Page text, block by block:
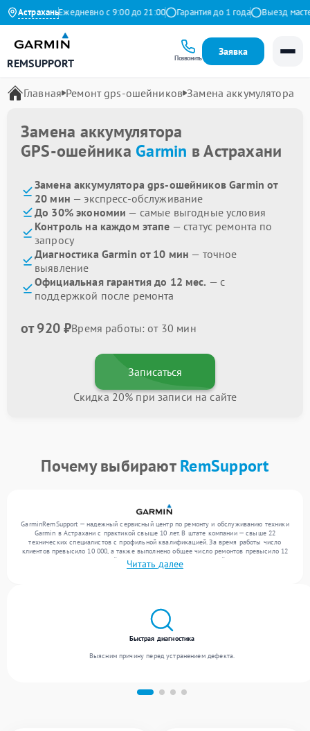
Астрахань
Яндекс Ежедневно с 9:00 до 21:00 Гарантия до 1 года Выезд
REMSUPPORT Позвонить
Заявка
Главная Ремонт gps-ошейников Замена аккумулятора
Замена аккумулятора
GPS-ошейника Garmin в Астрахани
Замена аккумулятора gps-ошейников Garmin от
20 мин — экспресс-обслуживание
До 30% экономии — самые выгодные условия
Контроль на каждом этапе — статус ремонта по
запросу
Диагностика Garmin от 10 мин — точное
выявление
Официальная гарантия до 12 мес. — с
поддержкой после ремонта
от 920 ₽Время работы: от 30 мин
Записаться
Скидка 20% при записи на сайте
Почему выбираютRemSupport
GarminRemSupport — надежный сервисный центр по ремонту и обслуживанию техники
Garmin в Астрахани с практикой свыше 10 лет. В штате компании — свыше 22
технических специалистов с профильной квалификацией. За время работы число
клиентов превысило 10 000, а также выполнено общее число ремонтов превысило 12
000. Ежемесячно в сервисный центр поступает более 300 устройств, включая , , . Мы
выполняем ремонт различного уровня сложности и обеспечиваем надежный
Читать далее
Быстрая диагностика
Выясним причину перед устранением дефекта.